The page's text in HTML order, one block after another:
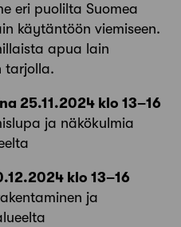
eri puolilta Suomea
käytäntöön viemiseen.
apua lain
tarjolla.
25.11.2024 klo 13–16
ja näkökulmia
klo 13–16
ja